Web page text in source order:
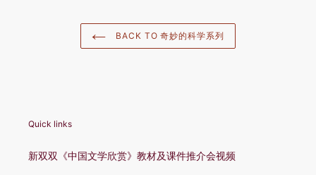
BACK TO 奇妙的科学系列
Quick links
新双双《中国文学欣赏》教材及课件推介会视频